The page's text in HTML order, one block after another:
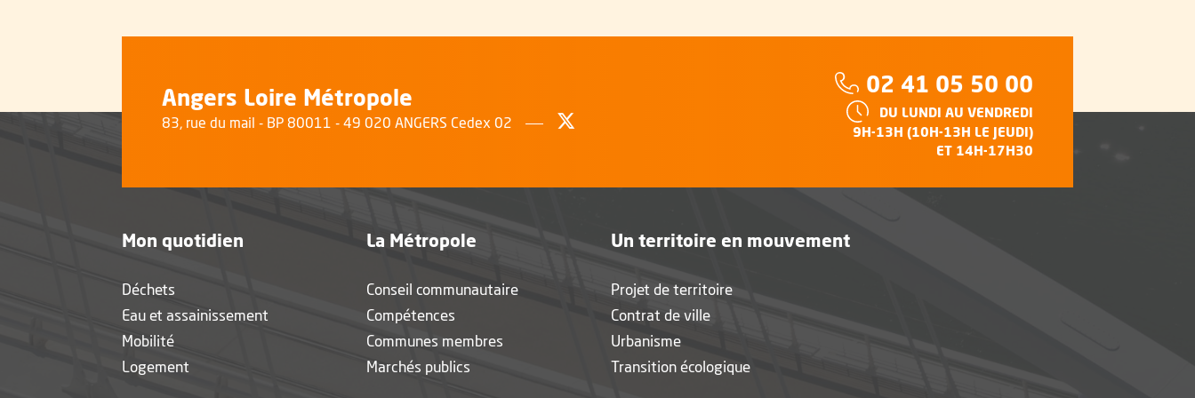
Angers Loire Métropole
83, rue du mail - BP 80011 - 49 020 ANGERS Cedex 02
Téléphone :
02 41 05 50 00
HORAIRES :
DU LUNDI AU VENDREDI
9H-13H (10H-13H LE JEUDI)
ET 14H-17H30
Mon quotidien
Déchets
Eau et assainissement
Mobilité
Logement
La Métropole
Conseil communautaire
Compétences
Communes membres
Marchés publics
Un territoire en mouvement
Projet de territoire
Contrat de ville
Urbanisme
Transition écologique